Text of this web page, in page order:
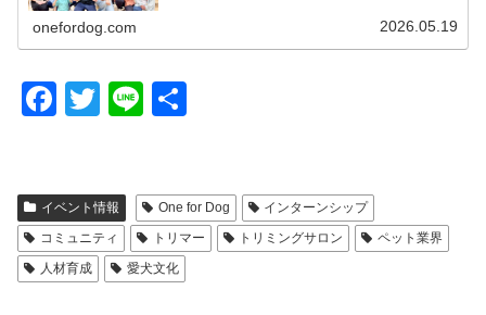
onefordog.com 2026.05.19
F
e
b
o
T
er
Li
イベント情報 One for Dog
インターンシップ
コミュニティ
トリマー トリミングサロン
ペット業界
人材育成
愛犬文化